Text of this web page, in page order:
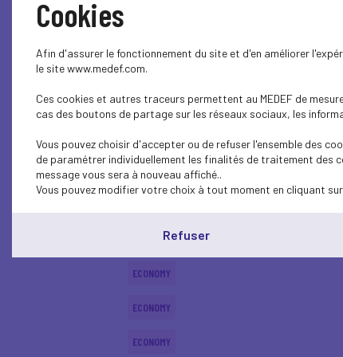
ECONOMY
ECONOMY
ECONOMY
ECONOMY
ECONOMY
ECONOMY
ECONOMY
Cookies
Afin d'assurer le fonctionnement du site et d'en améliorer
le site www.medef.com.
Ces cookies et autres traceurs permettent au MEDEF de
cas des boutons de partage sur les réseaux sociaux, les
Vous pouvez choisir d'accepter ou de refuser l'ensemble des
de paramétrer individuellement les finalités de traitement des
message vous sera à nouveau affiché..
Vous pouvez modifier votre choix à tout moment en cliquant sur
Refuser